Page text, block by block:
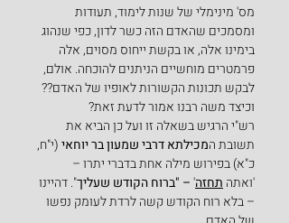
מס' מינימלי של שנות לימוד, תעודות
ומסמכים שהאדם הזה כשר לדון, כפי שנהוג
בימינו אלה, או בקשת ייחוס מסוים, אלה
פרמטרים מוחשיים הניתנים להוכחה. אולם,
לבקש תכונות הקשורות לאופיו של האדם??
וכיצד משה רבנו אמור לדעת זאת?
רש"י הרגיש בשאלה זו ועל כן הביא את
תשובת המכילתא דרבי שמעון בר יוחאי (י"ח,
כ"א) בפירוש מילה אחת בדברי יתרו –
'ואתה תחזה' – "ברוח הקודש שעליך". דהיינו
– בלא רוח הקודש קשה לרדת לעומק נפשו